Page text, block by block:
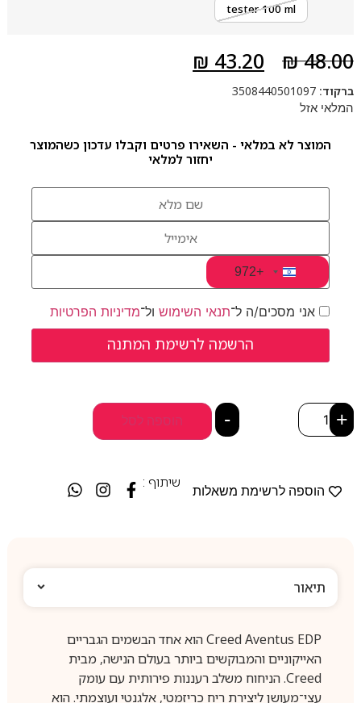
tester 100 ml
₪48.00
₪ 43.20
ברקוד: 3508440501097
המלאי אזל
המוצר לא במלאי - השאירו פרטים וקבלו עדכון כשהמוצר
יחזור למלאי
Israel +972
+972
אני מסכים/ה ל־תנאי השימושול־מדיניות הפרטיות
- + הוספה לסל
הוספה לרשימת משאלות
שיתוף :
תיאור
Creed Aventus EDP הוא אחד הבשמים הגבריים
האייקוניים והמבוקשים ביותר בעולם הנישה, מבית
Creed. הניחוח משלב רעננות פירותית עם עומק
עצי־מעושן ליצירת ריח כריזמטי, אלגנטי ועוצמתי. הוא